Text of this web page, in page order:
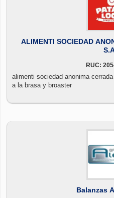
ALIMENTI SOCIEDAD
RUC:
alimenti sociedad anonima
a la brasa y broaster
Balanzas